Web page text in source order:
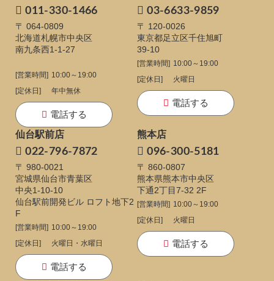
011-330-1466
〒 064-0809
北海道札幌市中央区
南九条西1-1-27
[営業時間] 10:00～19:00
[定休日]
年中無休
電話する
03-6633-9859
〒 120-0026
東京都足立区千住旭町
39-10
[営業時間] 10:00～19:00
[定休日]
火曜日
電話する
仙台駅前店
022-796-7872
〒 980-0021
宮城県仙台市青葉区
中央1-10-10
仙台駅前開発ビル ロフト地下2
F
[営業時間] 10:00～19:00
[定休日]
火曜日・水曜日
電話する
熊本店
096-300-5181
〒 860-0807
熊本県熊本市中央区
下通2丁目7-32 2F
[営業時間] 10:00～19:00
[定休日]
火曜日
電話する